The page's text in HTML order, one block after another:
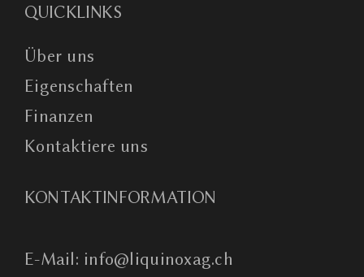
QUICKLINKS
Über uns
Eigenschaften
Finanzen
Kontaktiere uns
KONTAKTINFORMATION
E-Mail: info@liquinoxag.ch